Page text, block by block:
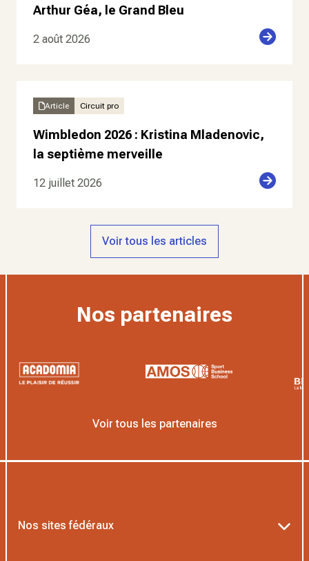
Arthur Géa, le Grand Bleu
2 août 2026
Article Circuit pro
Wimbledon 2026 : Kristina Mladenovic,
la septième merveille
12 juillet 2026
Voir tous les articles
Nos partenaires
Voir tous les partenaires
Nos sites fédéraux